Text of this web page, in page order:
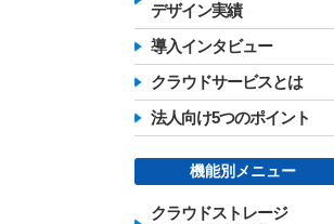
デザイン実績
導入インタビュー
クラウドサービスとは
法人向け5つのポイント
機能別メニュー
クラウドストレージ